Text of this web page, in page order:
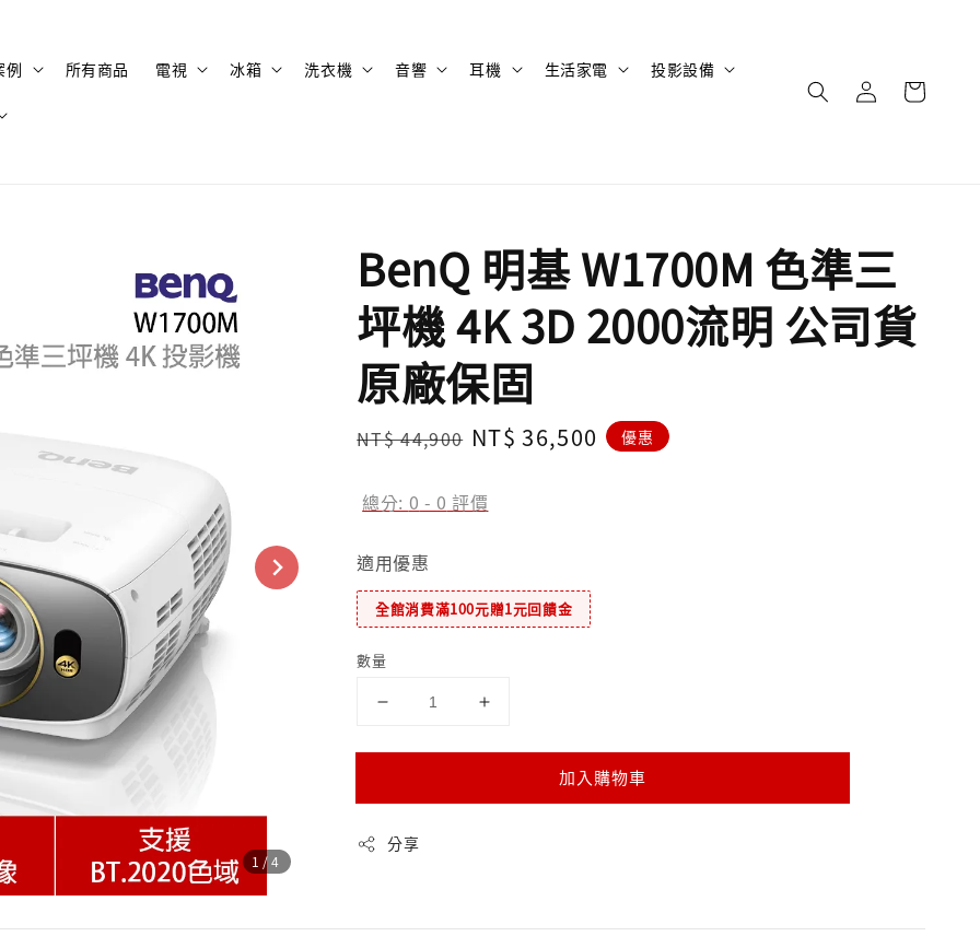
例 所有商品 電視 冰箱 洗衣機 音響 耳機 生活家電 投影設備
1 /4
BenQ 明基 W1700M 色準三
坪機 4K 3D 2000流明 ‎公司貨
原廠保固
Regular
NT$ 44,900 Sale
NT$ 36,500 優惠
總分: 0 - 0 評價
適用優惠
全館消費滿100元贈1元回饋金
數量
加入購物車
分享